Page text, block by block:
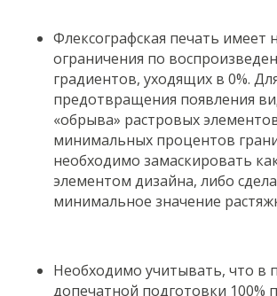
Флексографская печать имеет
ограничения по
градиентов, уходящих в 0%.
предотвращения появления
«обрыва» растровых
минимальных процентов
необходимо замаскировать
элементом дизайна, либо
минимальное значение
Необходимо учитывать, что в
допечатной подготовки 100%